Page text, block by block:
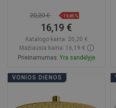
20,20 € −19,85%
16,19 €
Katalogo kaina: 20,20 €
Mažiausia kaina: 16,19 €
Prieinamumas: Yra sandėlyje
Į krepšelį
VONIOS DIENOS